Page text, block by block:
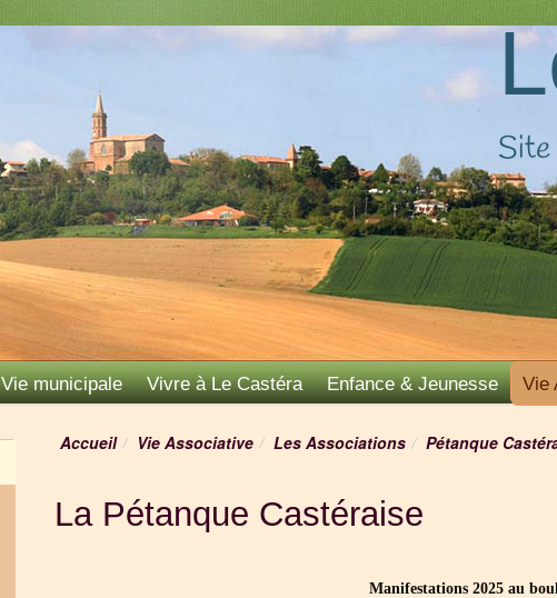
Vie municipale Vivre à Le Castéra Enfance & Jeunesse Vie
Accueil Vie Associative Les Associations Pétanque
La Pétanque Castéraise
Manifestations 2025 au